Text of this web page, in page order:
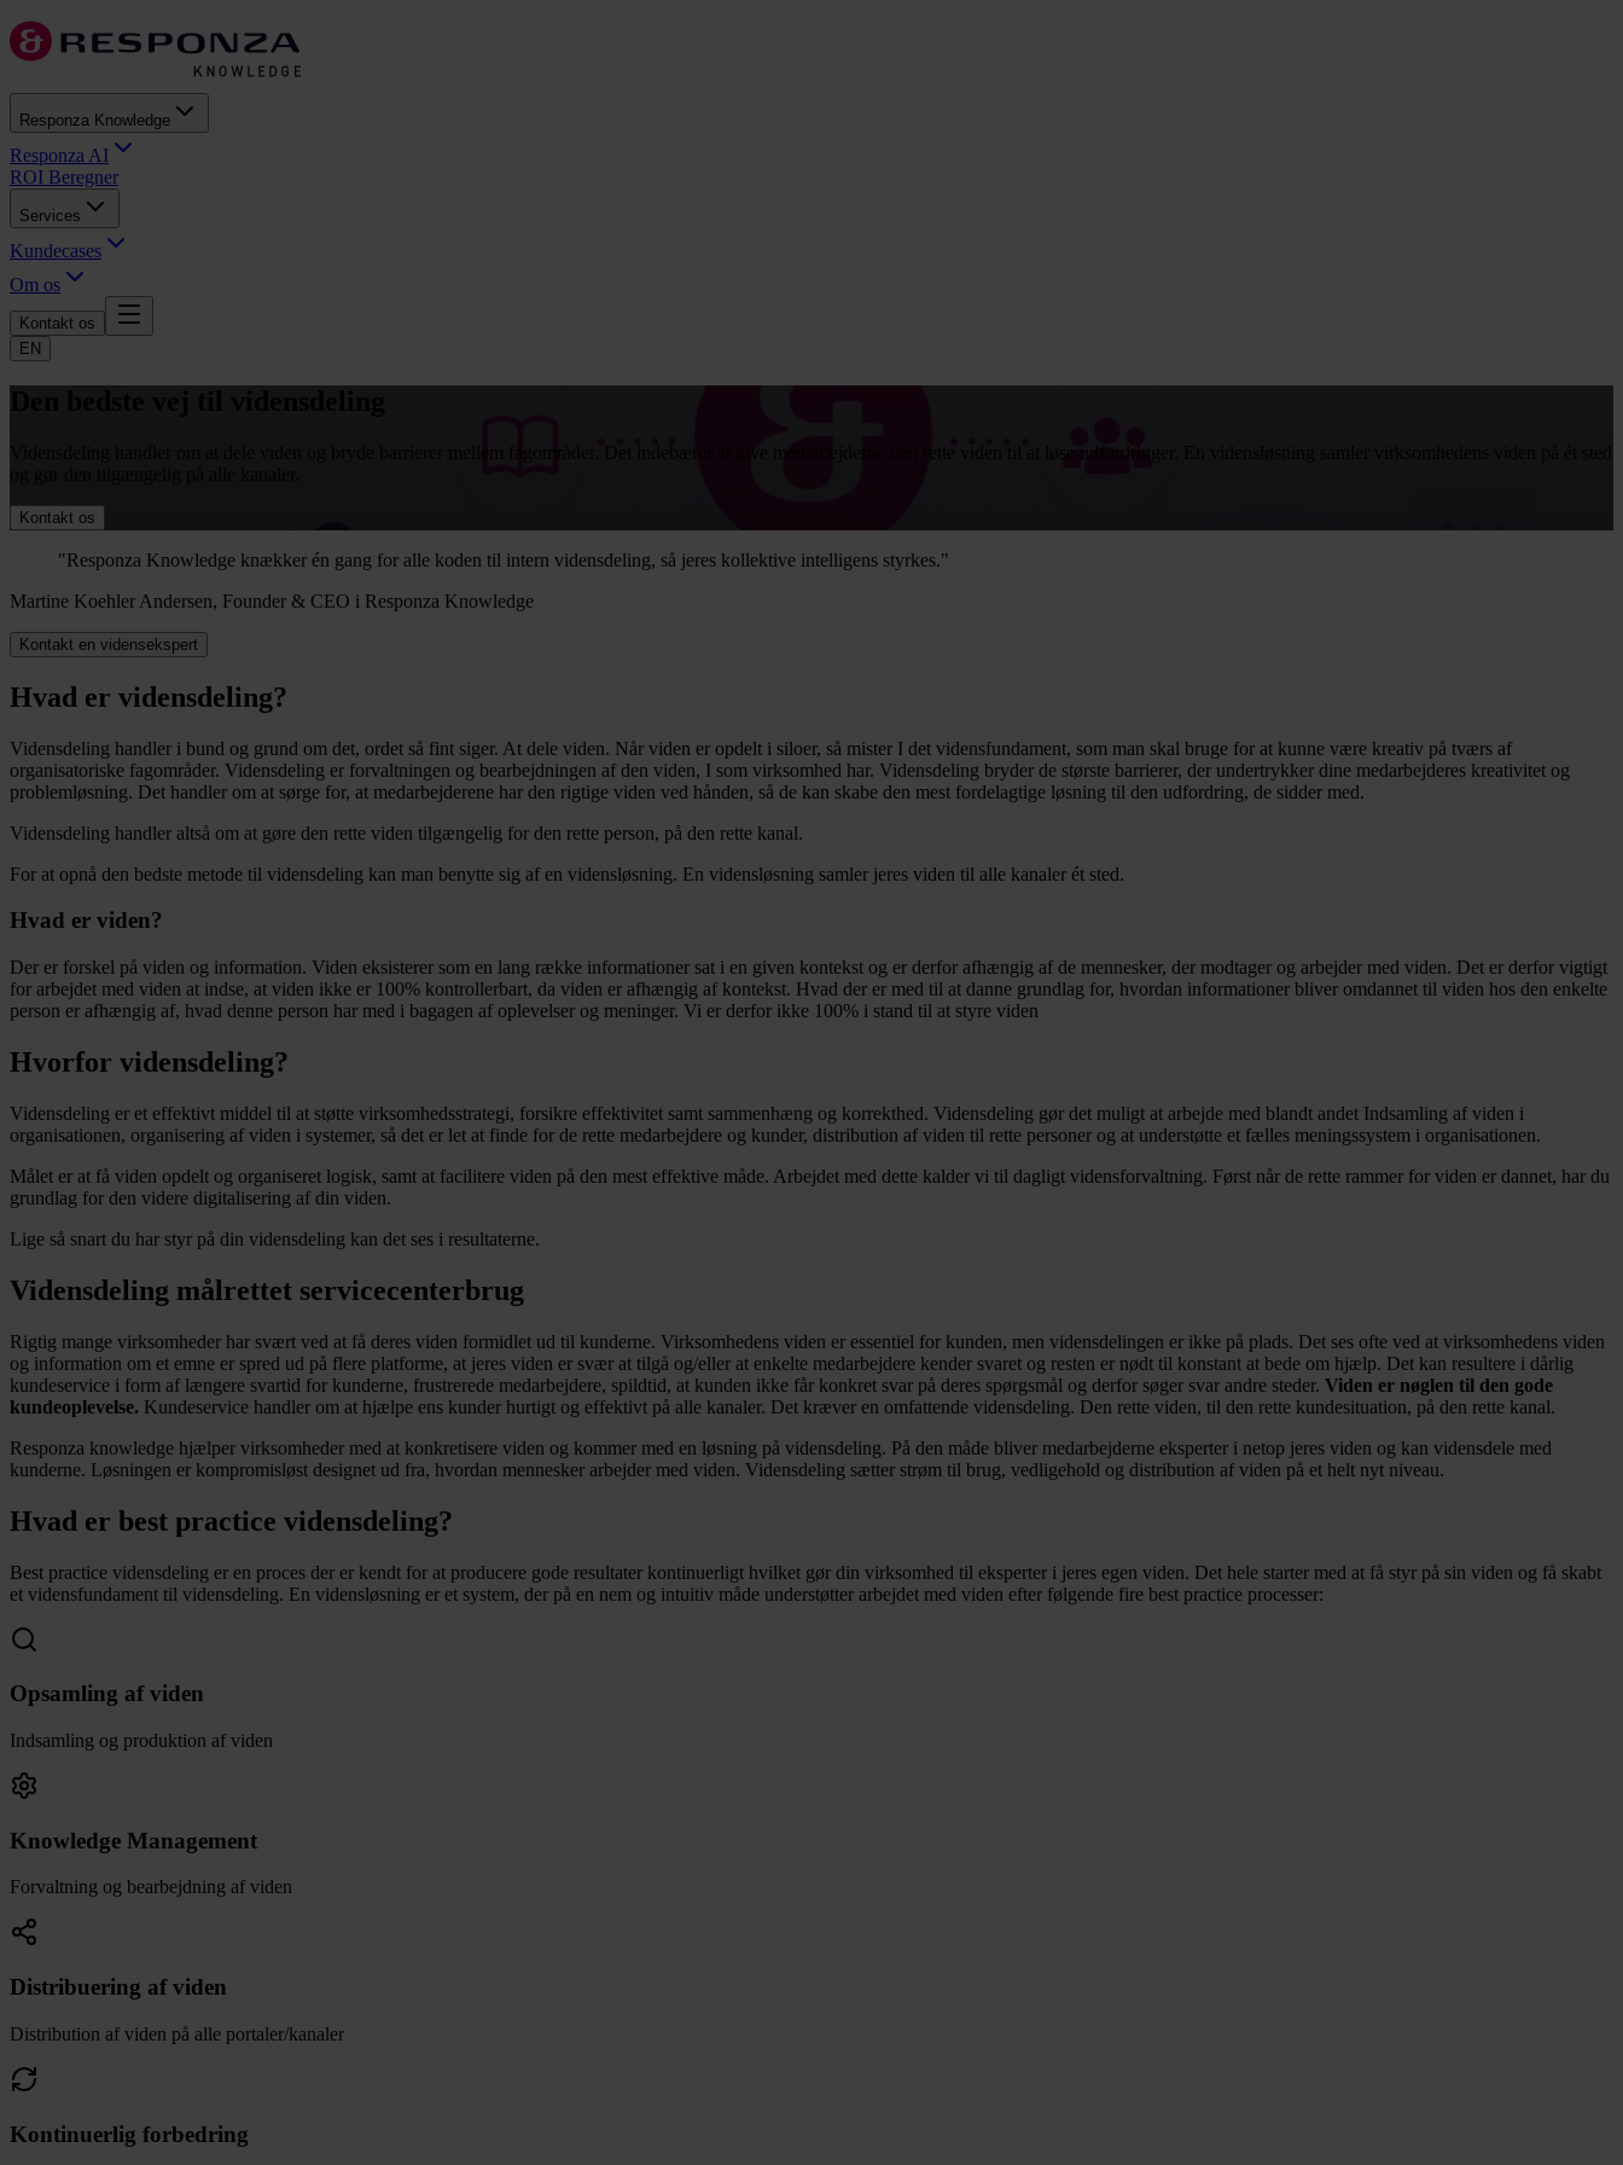
Responza Knowledge
Responza AI
ROI Beregner
Services
Kundecases
Om os
Kontakt os
EN
Kontakt os
"Responza Knowledge knækker én gang for alle koden til intern vidensdeling, så jeres kollektive intelligens styrkes."
Martine Koehler Andersen, Founder & CEO i Responza Knowledge
Kontakt en vidensekspert
Hvad er vidensdeling?
Vidensdeling handler i bund og grund om det, ordet så fint siger. At dele viden. Når viden er opdelt i siloer, så mister I det vidensfundament, som man skal bruge for at kunne være kreativ på tværs af
organisatoriske fagområder. Vidensdeling er forvaltningen og bearbejdningen af den viden, I som virksomhed har. Vidensdeling bryder de største barrierer, der undertrykker dine medarbejderes kreativitet og
problemløsning. Det handler om at sørge for, at medarbejderene har den rigtige viden ved hånden, så de kan skabe den mest fordelagtige løsning til den udfordring, de sidder med.
Vidensdeling handler altså om at gøre den rette viden tilgængelig for den rette person, på den rette kanal.
For at opnå den bedste metode til vidensdeling kan man benytte sig af en vidensløsning. En vidensløsning samler jeres viden til alle kanaler ét sted.
Hvad er viden?
Der er forskel på viden og information. Viden eksisterer som en lang række informationer sat i en given kontekst og er derfor afhængig af de mennesker, der modtager og arbejder med viden. Det er derfor vigtigt
for arbejdet med viden at indse, at viden ikke er 100% kontrollerbart, da viden er afhængig af kontekst. Hvad der er med til at danne grundlag for, hvordan informationer bliver omdannet til viden hos den enkelte
person er afhængig af, hvad denne person har med i bagagen af oplevelser og meninger. Vi er derfor ikke 100% i stand til at styre viden
Hvorfor vidensdeling?
Vidensdeling er et effektivt middel til at støtte virksomhedsstrategi, forsikre effektivitet samt sammenhæng og korrekthed. Vidensdeling gør det muligt at arbejde med blandt andet Indsamling af viden i
organisationen, organisering af viden i systemer, så det er let at finde for de rette medarbejdere og kunder, distribution af viden til rette personer og at understøtte et fælles meningssystem i organisationen.
Målet er at få viden opdelt og organiseret logisk, samt at facilitere viden på den mest effektive måde. Arbejdet med dette kalder vi til dagligt vidensforvaltning. Først når de rette rammer for viden er dannet, har du
grundlag for den videre digitalisering af din viden.
Lige så snart du har styr på din vidensdeling kan det ses i resultaterne.
Vidensdeling målrettet servicecenterbrug
Rigtig mange virksomheder har svært ved at få deres viden formidlet ud til kunderne. Virksomhedens viden er essentiel for kunden, men vidensdelingen er ikke på plads. Det ses ofte ved at virksomhedens viden
og information om et emne er spred ud på flere platforme, at jeres viden er svær at tilgå og/eller at enkelte medarbejdere kender svaret og resten er nødt til konstant at bede om hjælp. Det kan resultere i dårlig
kundeservice i form af længere svartid for kunderne, frustrerede medarbejdere, spildtid, at kunden ikke får konkret svar på deres spørgsmål og derfor søger svar andre steder. Viden er nøglen til den gode
kundeoplevelse. Kundeservice handler om at hjælpe ens kunder hurtigt og effektivt på alle kanaler. Det kræver en omfattende vidensdeling. Den rette viden, til den rette kundesituation, på den rette kanal.
Responza knowledge hjælper virksomheder med at konkretisere viden og kommer med en løsning på vidensdeling. På den måde bliver medarbejderne eksperter i netop jeres viden og kan vidensdele med
kunderne. Løsningen er kompromisløst designet ud fra, hvordan mennesker arbejder med viden. Vidensdeling sætter strøm til brug, vedligehold og distribution af viden på et helt nyt niveau.
Hvad er best practice vidensdeling?
Best practice vidensdeling er en proces der er kendt for at producere gode resultater kontinuerligt hvilket gør din virksomhed til eksperter i jeres egen viden. Det hele starter med at få styr på sin viden og få skabt
et vidensfundament til vidensdeling. En vidensløsning er et system, der på en nem og intuitiv måde understøtter arbejdet med viden efter følgende fire best practice processer:
Opsamling af viden
Indsamling og produktion af viden
Knowledge Management
Forvaltning og bearbejdning af viden
Distribuering af viden
Distribution af viden på alle portaler/kanaler
Kontinuerlig forbedring